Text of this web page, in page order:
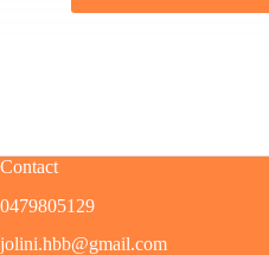
Contact
0479805129
jolini.hbb@gmail.com